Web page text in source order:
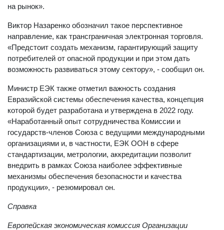
на рынок».
Виктор Назаренко обозначил такое перспективное
направление, как трансграничная электронная торговля.
«Предстоит создать механизм, гарантирующий защиту
потребителей от опасной продукции и при этом дать
возможность развиваться этому сектору», - сообщил он.
Министр ЕЭК также отметил важность создания
Евразийской системы обеспечения качества, концепция
которой будет разработана и утверждена в 2022 году.
«Наработанный опыт сотрудничества Комиссии и
государств-членов Союза с ведущими международными
организациями и, в частности, ЕЭК ООН в сфере
стандартизации, метрологии, аккредитации позволит
внедрить в рамках Союза наиболее эффективные
механизмы обеспечения безопасности и качества
продукции», - резюмировал он.
Справка
Европейская экономическая комиссия Организации